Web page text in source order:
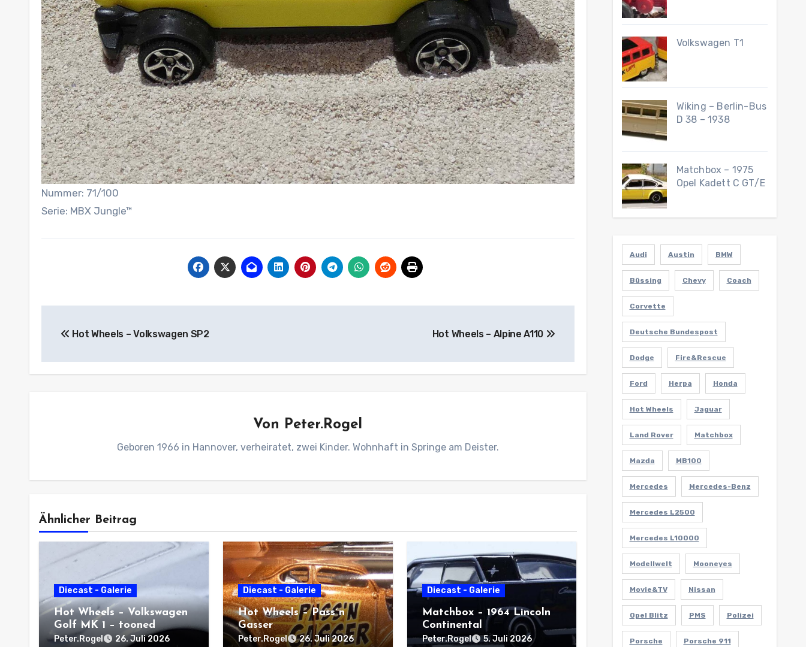
Nummer: 71/100
Serie: MBX Jungle™
Hot Wheels – Volkswagen SP2 Hot Wheels – Alpine A110
Von Peter.Rogel
Geboren 1966 in Hannover, verheiratet, zwei Kinder. Wohnhaft in Springe am Deister.
Ähnlicher Beitrag
Diecast - Galerie
Hot Wheels – Volkswagen
Golf MK 1 – tooned
Peter.Rogel 26. Juli 2026
Diecast - Galerie
Hot Wheels – Pass´n
Gasser
Peter.Rogel 26. Juli 2026
Diecast - Galerie
Matchbox – 1964 Lincoln
Continental
Peter.Rogel 5. Juli 2026
Volkswagen T1
Wiking – Berlin-Bus
D 38 – 1938
Matchbox – 1975
Opel Kadett C GT/E
Audi Austin BMW
Büssing Chevy Coach
Corvette
Deutsche Bundespost
Dodge Fire&Rescue
Ford Herpa Honda
Hot Wheels Jaguar
Land Rover Matchbox
Mazda MB100
Mercedes Mercedes-Benz
Mercedes L2500
Mercedes L10000
Modellwelt Mooneyes
Movie&TV Nissan
Opel Blitz PMS Polizei
Porsche Porsche 911